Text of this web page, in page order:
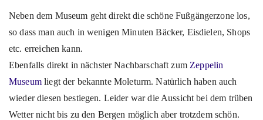
Neben dem Museum geht direkt die schöne Fußgängerzone los,
so dass man auch in wenigen Minuten Bäcker, Eisdielen, Shops
etc. erreichen kann.
Ebenfalls direkt in nächster Nachbarschaft zum Zeppelin
Museumliegt der bekannte Moleturm. Natürlich haben auch
wieder diesen bestiegen. Leider war die Aussicht bei dem trüben
Wetter nicht bis zu den Bergen möglich aber trotzdem schön.